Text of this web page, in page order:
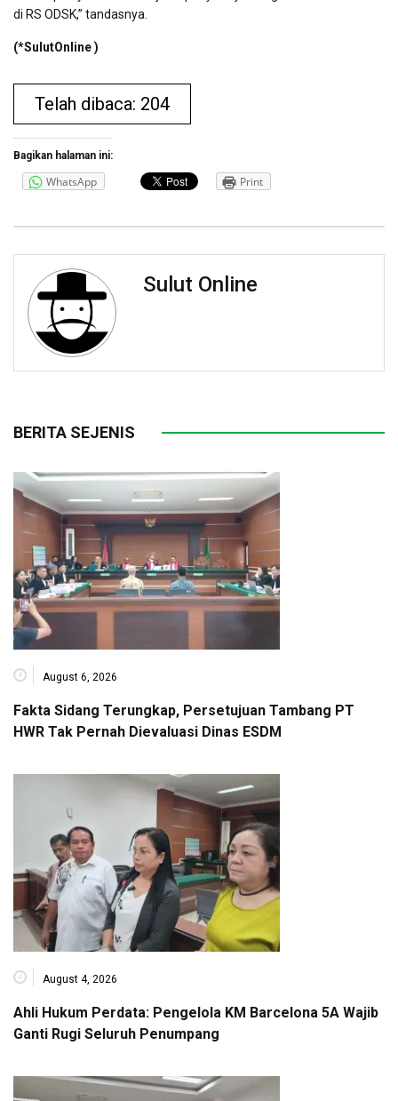
di RS ODSK,” tandasnya.
(*SulutOnline )
Telah dibaca: 204
Bagikan halaman ini:
WhatsApp Print
Sulut Online
BERITA SEJENIS
August 6, 2026
Fakta Sidang Terungkap, Persetujuan Tambang PT
HWR Tak Pernah Dievaluasi Dinas ESDM
August 4, 2026
Ahli Hukum Perdata: Pengelola KM Barcelona 5A Wajib
Ganti Rugi Seluruh Penumpang